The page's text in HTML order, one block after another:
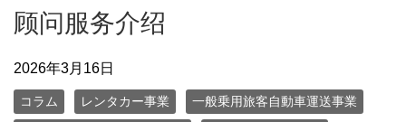
顾问服务介绍
2026年3月16日
コラム レンタカー事業 一般乗用旅客自動車運送事業